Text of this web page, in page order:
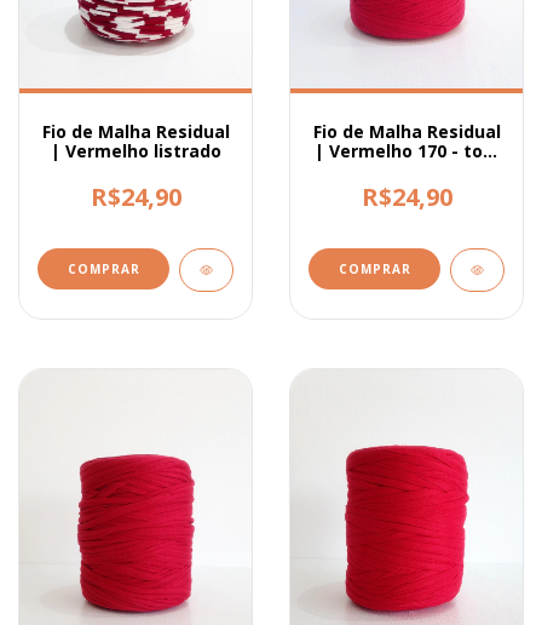
Fio de Malha Residual
| Vermelho listrado
R$24,90
Fio de Malha Residual
| Vermelho 170 - tom
R$24,90
COMPRAR